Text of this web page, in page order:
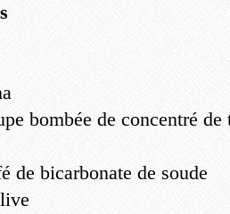
bombée de concentré de
de bicarbonate de soude